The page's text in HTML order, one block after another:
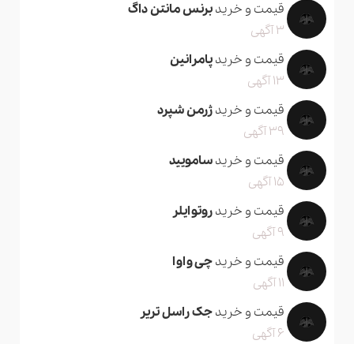
قیمت و خریدبرنس مانتن داگ
3 آگهی
قیمت و خریدپامرانین
13 آگهی
قیمت و خریدژرمن شپرد
39 آگهی
قیمت و خریدسامویید
15 آگهی
قیمت و خریدروتوایلر
9 آگهی
قیمت و خریدچی واوا
11 آگهی
قیمت و خریدجک راسل تریر
6 آگهی